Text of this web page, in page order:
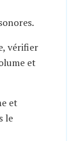
vérifier
et
et
le